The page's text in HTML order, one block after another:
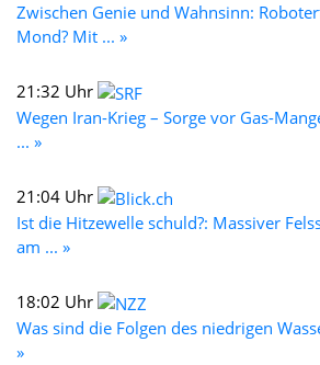
Zwischen Genie und Wahnsinn:
Mond? Mit ... »
21:32 Uhr
Wegen Iran-Krieg – Sorge vor Gas-
... »
21:04 Uhr
Ist die Hitzewelle schuld?: Massiver
am ... »
18:02 Uhr
Was sind die Folgen des niedrigen
»